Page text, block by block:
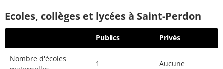
Ecoles, collèges et lycées à Saint-Perdon
Publics Privés
Nombre d'écoles
1 Aucune